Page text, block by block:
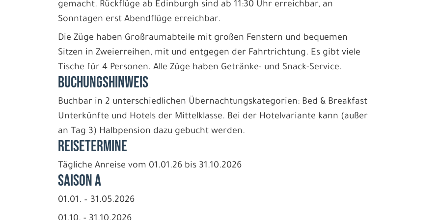
gemacht. Rückflüge ab Edinburgh sind ab 11:30 Uhr erreichbar, an
Sonntagen erst Abendflüge erreichbar.
Die Züge haben Großraumabteile mit großen Fenstern und bequemen
Sitzen in Zweierreihen, mit und entgegen der Fahrtrichtung. Es gibt viele
Tische für 4 Personen. Alle Züge haben Getränke- und Snack-Service.
BUCHUNGSHINWEIS
Buchbar in 2 unterschiedlichen Übernachtungskategorien: Bed & Breakfast
Unterkünfte und Hotels der Mittelklasse. Bei der Hotelvariante kann (außer
an Tag 3) Halbpension dazu gebucht werden.
REISETERMINE
Tägliche Anreise vom 01.01.26 bis 31.10.2026
Saison A
01.01. – 31.05.2026